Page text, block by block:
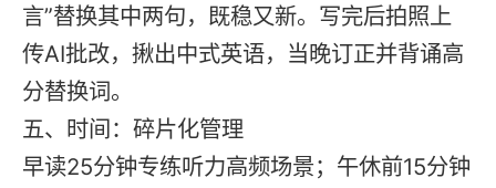
言”替换其中两句，既稳又新。写完后拍照上
传AI批改，揪出中式英语，当晚订正并背诵高
分替换词。
五、时间：碎片化管理
早读25分钟专练听力高频场景；午休前15分钟